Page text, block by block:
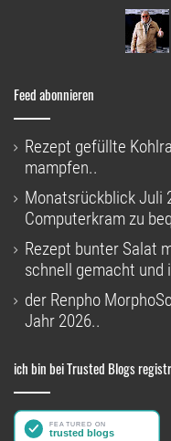
Feed abonnieren
Rezept gefüllte
mampfen..
Monatsrückblick Juli
Computerkram zu
Rezept bunter Salat
schnell gemacht und
der Renpho
Jahr 2026..
ich bin bei Trusted Blogs